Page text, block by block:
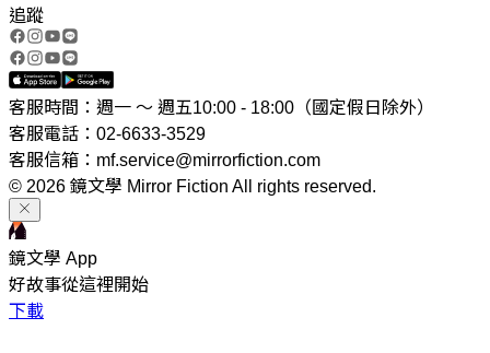
追蹤
客服時間：週一 ～ 週五10:00 - 18:00（國定假日除外）
客服電話：02-6633-3529
客服信箱：mf.service@mirrorfiction.com
© 2026 鏡文學 Mirror Fiction All rights reserved.
鏡文學 App
好故事從這裡開始
下載